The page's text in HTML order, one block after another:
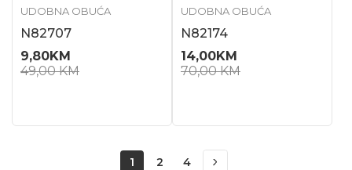
UDOBNA OBUĆA
N82707
9,80KM
49,00KM
UDOBNA OBUĆA
N82174
14,00KM
70,00KM
1 2 4